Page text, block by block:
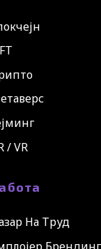
/ VR
На Труд